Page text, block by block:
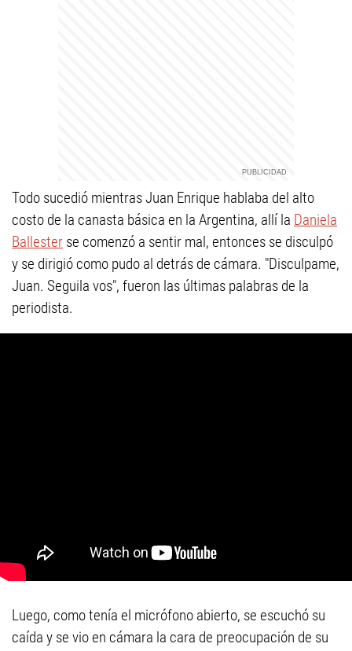
Todo sucedió mientras Juan Enrique hablaba del alto
costo de la canasta básica en la Argentina, allí la Daniela
Ballester se comenzó a sentir mal, entonces se disculpó
y se dirigió como pudo al detrás de cámara. "Disculpame,
Juan. Seguila vos", fueron las últimas palabras de la
periodista.
Luego, como tenía el micrófono abierto, se escuchó su
caída y se vio en cámara la cara de preocupación de su